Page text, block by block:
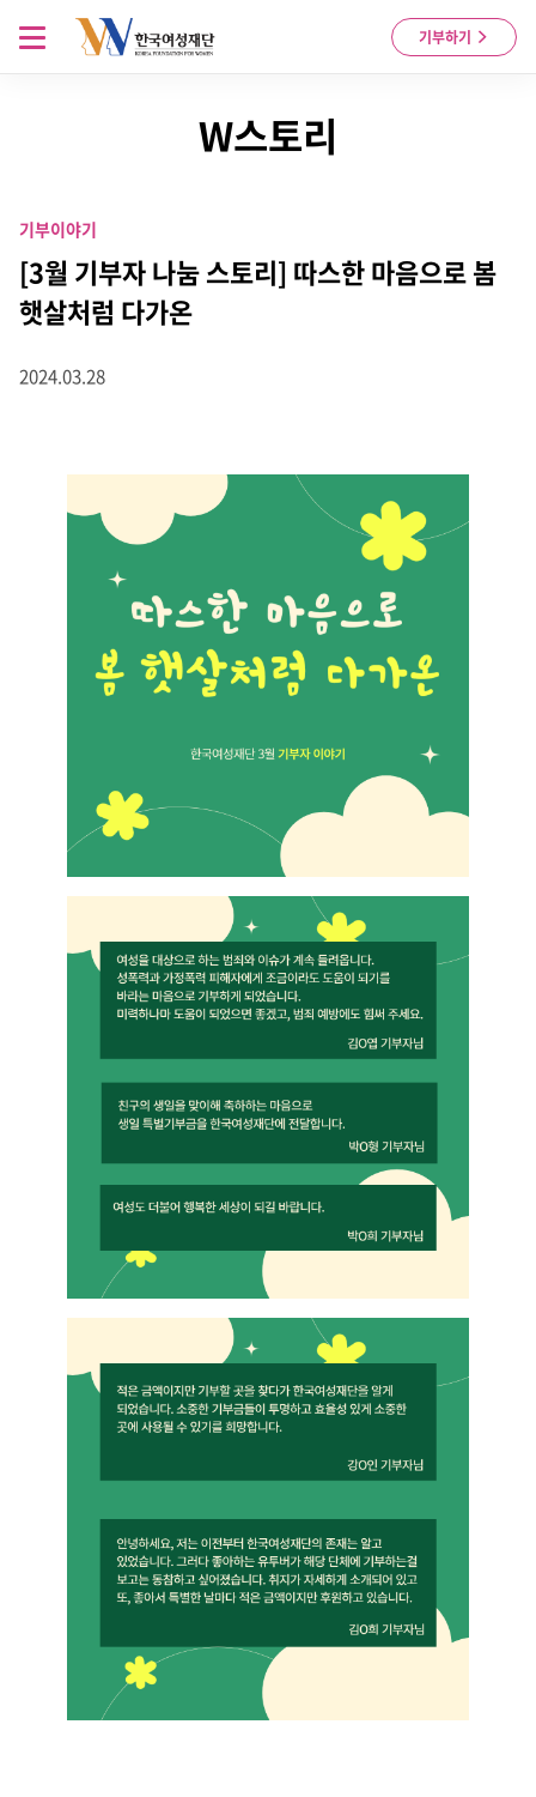
Skip to content
기부하기
메뉴 열기
W스토리
기부이야기
[3월 기부자 나눔 스토리] 따스한 마음으로 봄
햇살처럼 다가온
2024.03.28